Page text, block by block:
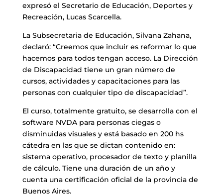
expresó el Secretario de Educación, Deportes y
Recreación, Lucas Scarcella.
La Subsecretaria de Educación, Silvana Zahana,
declaró: “Creemos que incluir es reformar lo que
hacemos para todos tengan acceso. La Dirección
de Discapacidad tiene un gran número de
cursos, actividades y capacitaciones para las
personas con cualquier tipo de discapacidad”.
El curso, totalmente gratuito, se desarrolla con el
software NVDA para personas ciegas o
disminuidas visuales y está basado en 200 hs
cátedra en las que se dictan contenido en:
sistema operativo, procesador de texto y planilla
de cálculo. Tiene una duración de un año y
cuenta una certificación oficial de la provincia de
Buenos Aires.